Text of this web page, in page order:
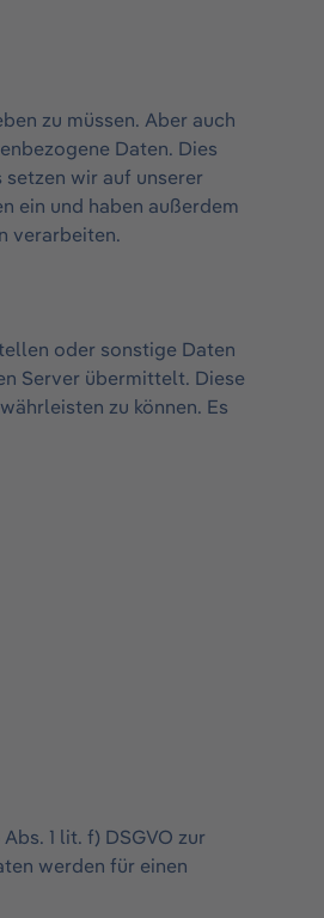
zu müssen. Aber auch
Daten. Dies
setzen wir auf unserer
ein und haben außerdem
verarbeiten.
oder sonstige Daten
Server übermittelt. Diese
zu können. Es
1 lit. f) DSGVO zur
werden für einen